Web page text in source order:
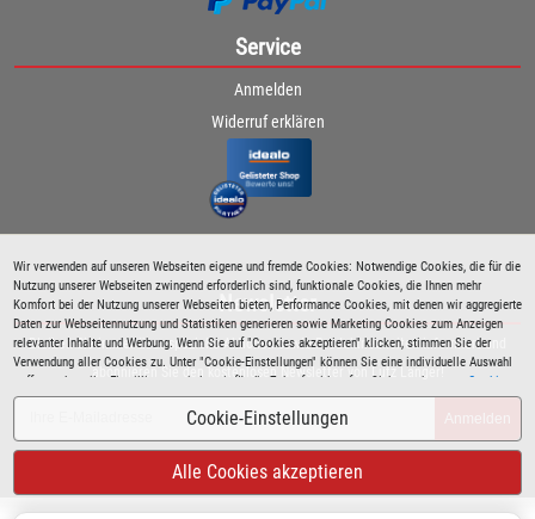
Wir verwenden auf unseren Webseiten eigene und fremde Cookies: Notwendige Cookies, die für die
Nutzung unserer Webseiten zwingend erforderlich sind, funktionale Cookies, die Ihnen mehr
Komfort bei der Nutzung unserer Webseiten bieten, Performance Cookies, mit denen wir aggregierte
Daten zur Webseitennutzung und Statistiken generieren sowie Marketing Cookies zum Anzeigen
relevanter Inhalte und Werbung. Wenn Sie auf "Cookies akzeptieren" klicken, stimmen Sie der
Verwendung aller Cookies zu. Unter "Cookie-Einstellungen" können Sie eine individuelle Auswahl
treffen und erteilte Einwilligungen jederzeit für die Zukunft widerrufen. Siehe auch unsere Cookie
Richtlinie.
Cookie-Einstellungen
Alle Cookies akzeptieren
Service
Anmelden
Widerruf erklären
Newsletter
Bleiben Sie immer über spezielle Aktionen sowie Produktneuheiten informiert und
abonnieren Sie den kostenlosen Newsletter von Lutz Langer!